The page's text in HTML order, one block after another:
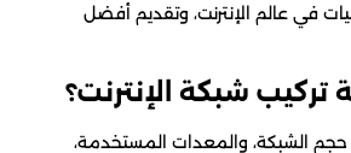
في عالم الإنترنت، وتقديم أفضل
تركيب شبكة الإنترنت؟
حجم الشبكة، والمعدات المستخدمة،